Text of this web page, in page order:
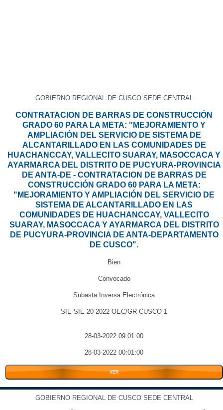
GOBIERNO REGIONAL DE CUSCO SEDE CENTRAL
CONTRATACION DE BARRAS DE CONSTRUCCIÓN
GRADO 60 PARA LA META: "MEJORAMIENTO Y
AMPLIACIÓN DEL SERVICIO DE SISTEMA DE
ALCANTARILLADO EN LAS COMUNIDADES DE
HUACHANCCAY, VALLECITO SUARAY, MASOCCACA Y
AYARMARCA DEL DISTRITO DE PUCYURA-PROVINCIA
DE ANTA-DE - CONTRATACION DE BARRAS DE
CONSTRUCCIÓN GRADO 60 PARA LA META:
"MEJORAMIENTO Y AMPLIACIÓN DEL SERVICIO DE
SISTEMA DE ALCANTARILLADO EN LAS
COMUNIDADES DE HUACHANCCAY, VALLECITO
SUARAY, MASOCCACA Y AYARMARCA DEL DISTRITO
DE PUCYURA-PROVINCIA DE ANTA-DEPARTAMENTO
DE CUSCO".
Bien
Convocado
Subasta Inversa Electrónica
SIE-SIE-20-2022-OEC/GR CUSCO-1
28-03-2022 09:01:00
28-03-2022 00:01:00
VER
GOBIERNO REGIONAL DE CUSCO SEDE CENTRAL